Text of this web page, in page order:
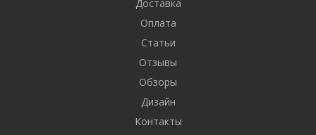
Доставка
Оплата
Статьи
Отзывы
Обзоры
Дизайн
Контакты